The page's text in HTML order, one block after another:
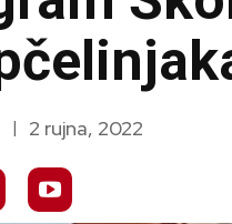
| 2 rujna, 2022